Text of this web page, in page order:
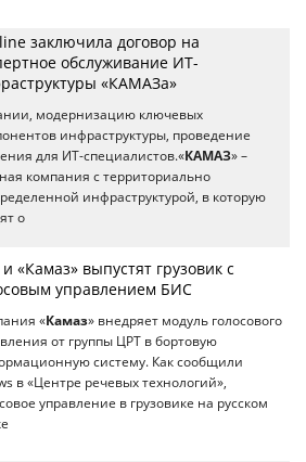
заключила договор на
обслуживание ИТ-
«КАМАЗа»
модернизацию ключевых
инфраструктуры, проведение
для ИТ-специалистов.«КАМАЗ» –
компания с территориально
инфраструктурой, в которую
о
и «Камаз» выпустят грузовик с
управлением БИС
«Камаз» внедряет модуль голосового
от группы ЦРТ в бортовую
систему. Как сообщили
в «Центре речевых технологий»,
управление в грузовике на русском